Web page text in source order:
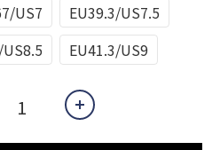
US7
EU39.3/US7.5
EU41.3/US9